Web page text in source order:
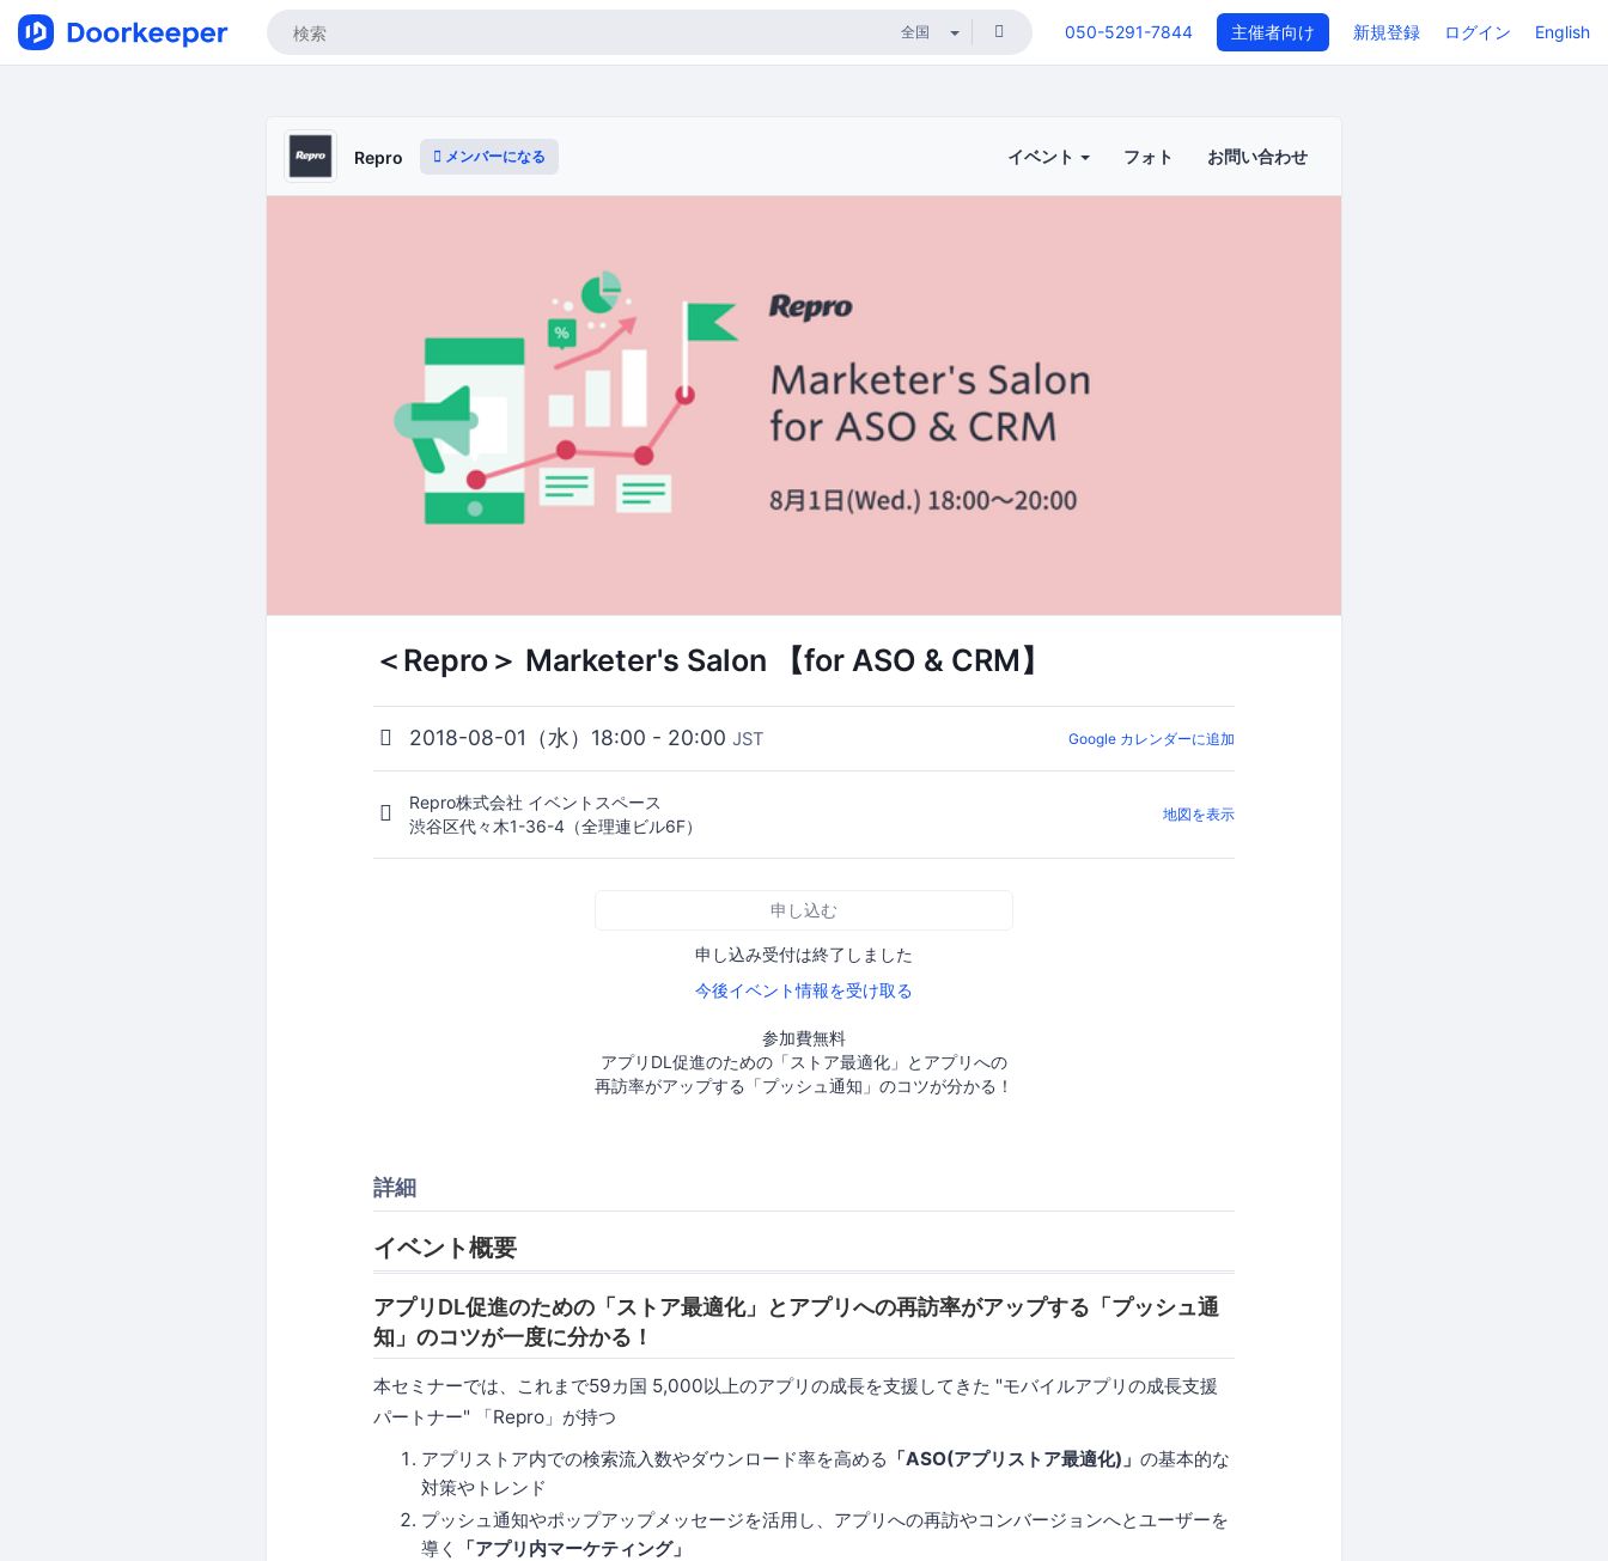
050-5291-7844 主催者向け 新規登録 ログイン English
Repro メンバーになる イベント フォト お問い合わせ
＜Repro＞ Marketer's Salon 【for ASO & CRM】
2018-08-01（水）18:00 - 20:00 JST Google カレンダーに追加
Repro株式会社 イベントスペース
渋谷区代々木1-36-4（全理連ビル6F）
地図を表示
申し込む
申し込み受付は終了しました
今後イベント情報を受け取る
参加費無料
アプリDL促進のための「ストア最適化」とアプリへの
再訪率がアップする「プッシュ通知」のコツが分かる！
詳細
イベント概要
アプリDL促進のための「ストア最適化」とアプリへの再訪率がアップする「プッシュ通
知」のコツが一度に分かる！
本セミナーでは、これまで59カ国 5,000以上のアプリの成長を支援してきた "モバイルアプリの成長支援
パートナー" 「Repro」が持つ
アプリストア内での検索流入数やダウンロード率を高める 「ASO(アプリストア最適化)」 の基本的な
対策やトレンド
プッシュ通知やポップアップメッセージを活用し、アプリへの再訪やコンバージョンへとユーザーを
導く
「アプリ内マーケティング」